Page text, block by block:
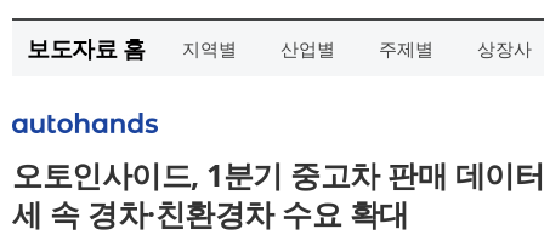
보도자료 홈 지역별 산업별 주제별 상장사
오토인사이드, 1분기 중고차 판매 데이
세 속 경차·친환경차 수요 확대